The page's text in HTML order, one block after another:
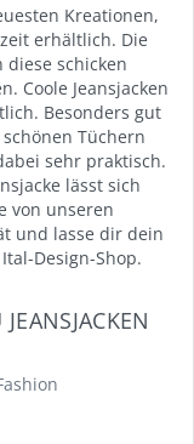
Kreationen,
erhältlich. Die
schicken
Coole Jeansjacken
Besonders gut
Tüchern
sehr praktisch.
lässt sich
von unseren
und lasse dir dein
Design-Shop.